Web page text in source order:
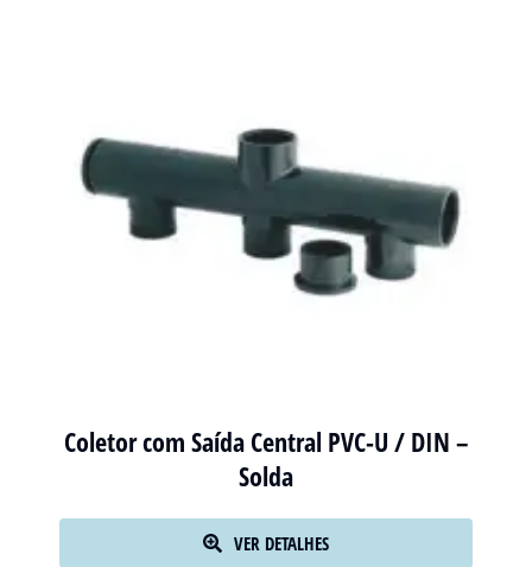
Coletor com Saída Central PVC-U / DIN –
Solda
VER DETALHES